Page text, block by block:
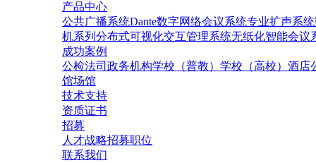
产品中心
公共广播系统Dante数字网络会议系统专业扩声系统
机系列 分布式可视化交互管理系统无纸化智能会议
成功案例
公检法司 政务机构学校（普教） 学校（高校） 酒店
馆场馆
技术支持
资质证书
招募
人才战略招募职位
联系我们